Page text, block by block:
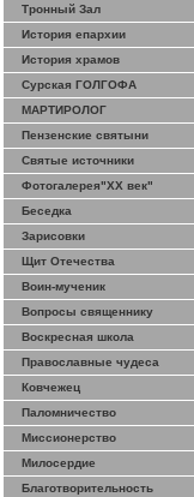
Тронный Зал
История епархии
История храмов
Сурская ГОЛГОФА
МАРТИРОЛОГ
Пензенские святыни
Святые источники
Фотогалерея"ХХ век"
Беседка
Зарисовки
Щит Отечества
Воин-мученик
Вопросы священнику
Воскресная школа
Православные чудеса
Ковчежец
Паломничество
Миссионерство
Милосердие
Благотворительность